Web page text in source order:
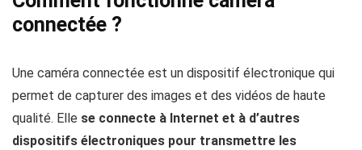
connectée ?
Une caméra connectée est un dispositif électronique qui
permet de capturer des images et des vidéos de haute
qualité. Elle se connecte à Internet et à d’autres
dispositifs électroniques pour transmettre les